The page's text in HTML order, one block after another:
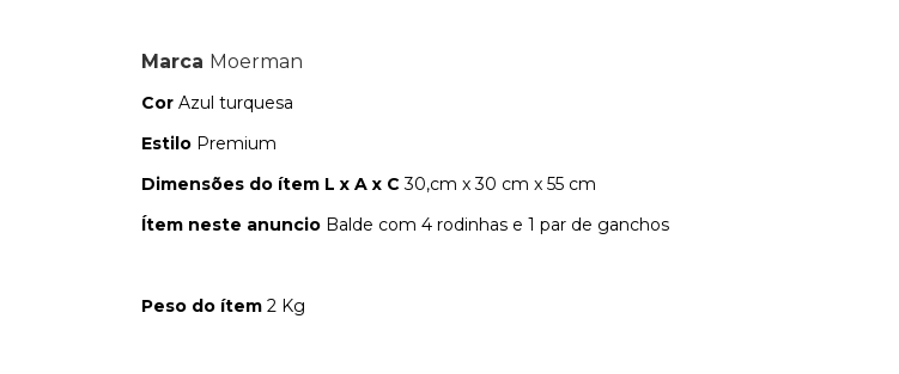
Marca Moerman
Cor Azul turquesa
Estilo Premium
Dimensões do ítem L x A x C30,cm x 30 cm x 55 cm
Ítem neste anuncio Balde com 4 rodinhas e 1 par de ganchos
Peso do ítem 2 Kg